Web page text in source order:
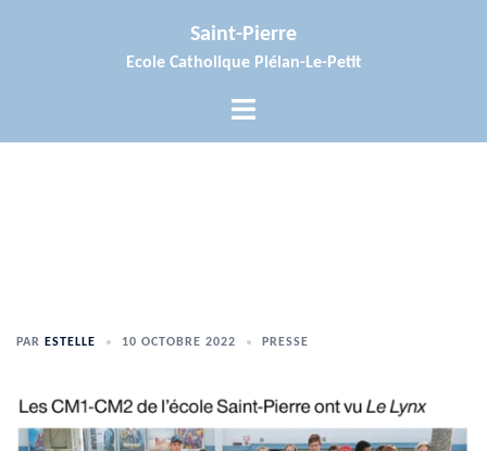
Saint-Pierre
Ecole Catholique Plélan-Le-Petit
Ouvrir/fermer
PAR ESTELLE 10 OCTOBRE 2022 PRESSE